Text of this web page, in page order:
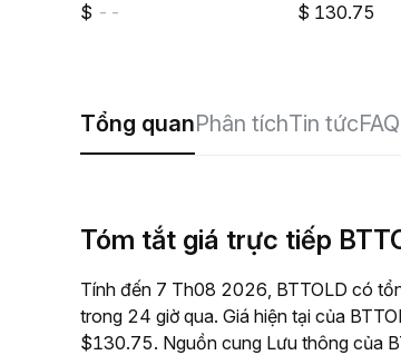
-- 130.75
Tổng quanPhân tíchTin tứcFAQ
Tóm tắt giá trực tiếp
Tính đến 7 Th08 2026, BTTOLD có
trong 24 giờ qua. Giá hiện tại của
$130.75. Nguồn cung Lưu thông của